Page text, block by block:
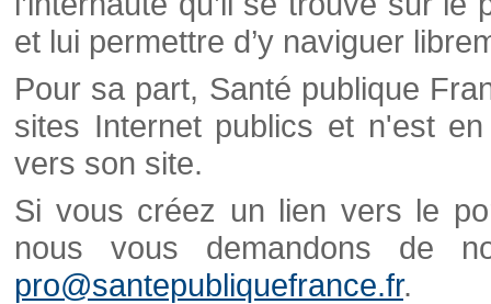
et lui permettre d’y naviguer
Pour sa part, Santé publique
sites Internet publics et n'est
vers son site.
Si vous créez un lien vers le
nous vous demandons de
pro@santepubliquefrance.fr.